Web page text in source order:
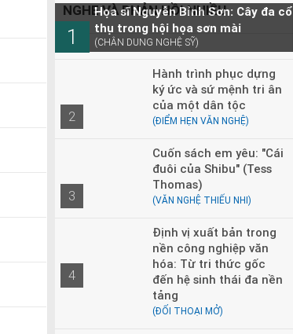
NGHE VÀ PHẢN HỒI NHIỀU
1
Họa sĩ Nguyễn Bỉnh Sơn: Cây đa cổ
thụ trong hội họa sơn mài
(CHÂN DUNG NGHỆ SỸ)
2
Hành trình phục dựng
ký ức và sứ mệnh tri ân
của một dân tộc
(ĐIỂM HẸN VĂN NGHỆ)
3
Cuốn sách em yêu: "Cái
đuôi của Shibu" (Tess
Thomas)
(VĂN NGHỆ THIẾU NHI)
4
Định vị xuất bản trong
nền công nghiệp văn
hóa: Từ tri thức gốc
đến hệ sinh thái đa nền
tảng
(ĐỐI THOẠI MỞ)